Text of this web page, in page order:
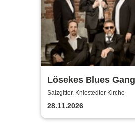
Lösekes Blues Gang
Salzgitter, Kniestedter Kirche
28.11.2026